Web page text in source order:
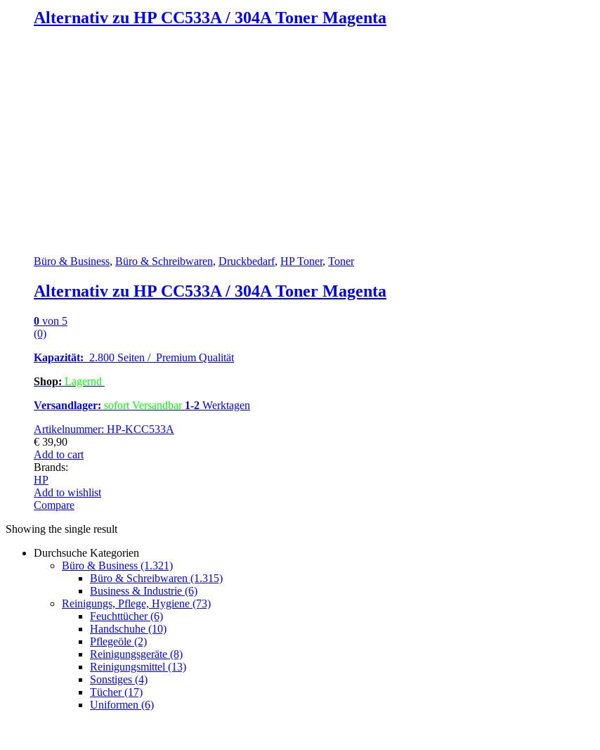
Alternativ zu HP CC533A / 304A Toner Magenta
Büro & Business, Büro & Schreibwaren, Druckbedarf, HP Toner, Toner
Alternativ zu HP CC533A / 304A Toner Magenta
0 von 5
(0)
Kapazität: 2.800 Seiten / Premium Qualität
Shop: Lagernd
Versandlager: sofort Versandbar 1-2 Werktagen
Artikelnummer: HP-KCC533A
€ 39,90
Add to cart
Brands:
HP
Add to wishlist
Compare
Showing the single result
Durchsuche Kategorien
Büro & Business (1.321)
Büro & Schreibwaren (1.315)
Business & Industrie (6)
Reinigungs, Pflege, Hygiene (73)
Feuchttücher(6)
Handschuhe (10)
Pflegeöle (2)
Reinigungsgeräte (8)
Reinigungsmittel (13)
Sonstiges (4)
Tücher(17)
Uniformen (6)